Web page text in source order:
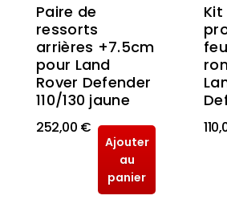
Paire de
ressorts
arrières +7.5cm
pour Land
Rover Defender
110/130 jaune
252,00 €
Ajouter
au
panier
Kit